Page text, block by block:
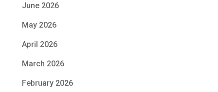
June 2026
May 2026
April 2026
March 2026
February 2026